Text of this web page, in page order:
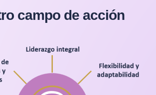
campo de acción